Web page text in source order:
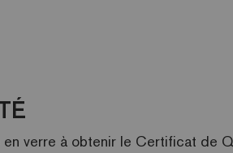
verre à obtenir le Certificat de